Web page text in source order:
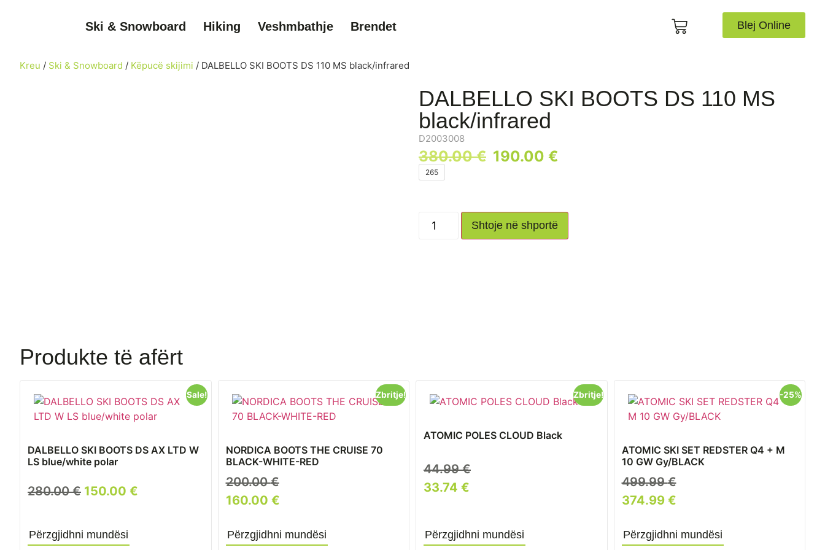
Ski & Snowboard Hiking Veshmbathje Brendet Blej Online
Kreu / Ski & Snowboard / Këpucë skijimi / DALBELLO SKI BOOTS DS 110 MS black/infrared
DALBELLO SKI BOOTS DS 110 MS
black/infrared
D2003008
380.00€ 190.00 €
265
Shtoje në shportë
Produkte të afërt
Sale!
DALBELLO SKI BOOTS DS AX LTD W
LS blue/white polar
280.00€ 150.00 €
Përzgjidhni mundësi
Zbritje!
NORDICA BOOTS THE CRUISE 70
BLACK-WHITE-RED
200.00€
160.00 €
Përzgjidhni mundësi
Zbritje!
ATOMIC POLES CLOUD Black
44.99€
33.74 €
Përzgjidhni mundësi
-25%
ATOMIC SKI SET REDSTER Q4 + M
10 GW Gy/BLACK
499.99€
374.99 €
Përzgjidhni mundësi